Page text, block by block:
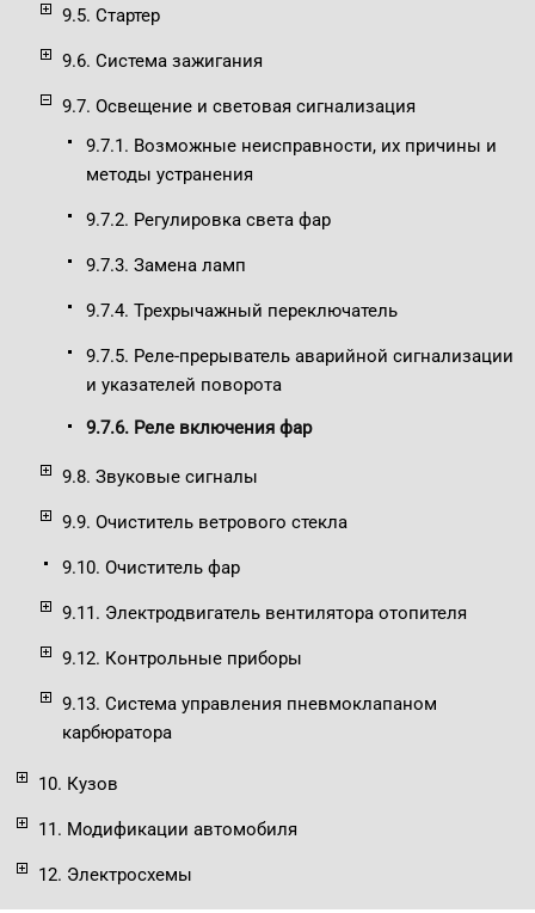
9.5. Стартер
9.6. Система зажигания
9.7. Освещение и световая сигнализация
9.7.1. Возможные неисправности, их причины и
методы устранения
9.7.2. Регулировка света фар
9.7.3. Замена ламп
9.7.4. Трехрычажный переключатель
9.7.5. Реле-прерыватель аварийной сигнализации
и указателей поворота
9.7.6. Реле включения фар
9.8. Звуковые сигналы
9.9. Очиститель ветрового стекла
9.10. Очиститель фар
9.11. Электродвигатель вентилятора отопителя
9.12. Контрольные приборы
9.13. Система управления пневмоклапаном
карбюратора
10. Кузов
11. Модификации автомобиля
12. Электросхемы